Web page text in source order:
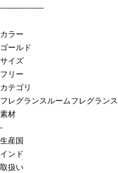
------------------
カラー
ゴールド
サイズ
フリー
カテゴリ
フレグランスルームフレグランス
素材
-
生産国
インド
取扱い